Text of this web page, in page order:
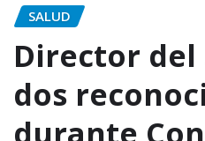
SALUD
Director del
dos